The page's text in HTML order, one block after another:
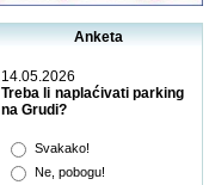
Anketa
14.05.2026
Treba li naplaćivati parking
na Grudi?
Svakako!
Ne, pobogu!